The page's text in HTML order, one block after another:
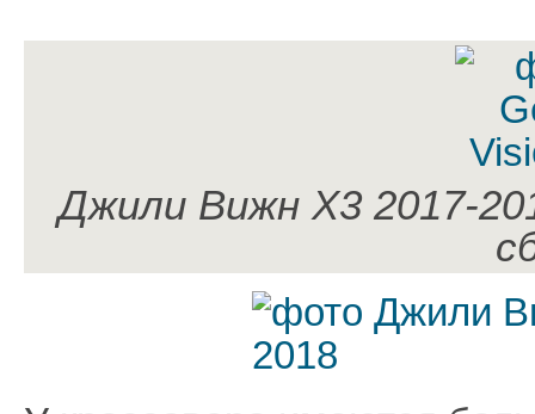
Джили Вижн Х3 2017-